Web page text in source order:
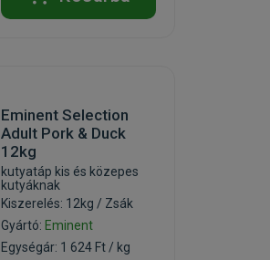
Eminent Selection
Adult Pork & Duck
12kg
kutyatáp kis és közepes
kutyáknak
Kiszerelés: 12kg / Zsák
Gyártó: Eminent
Egységár: 1 624 Ft / kg